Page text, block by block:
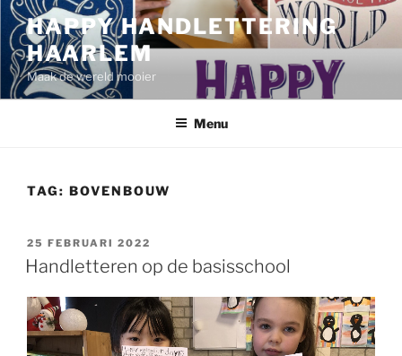
Ga
naar
de
inhoud
HAPPY HANDLETTERING
HAARLEM
Maak de wereld mooier
Menu
TAG: BOVENBOUW
GEPLAATST
OP
25 FEBRUARI 2022
Handletteren op de basisschool